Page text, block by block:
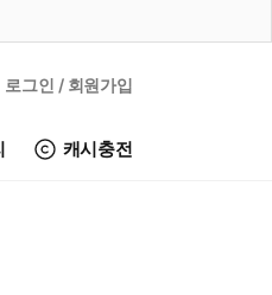
로그인 / 회원가입
캐시충전